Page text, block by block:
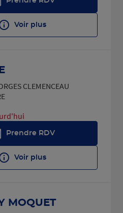
Voir plus
CLEMENCEAU
Prendre RDV
Voir plus
MOQUET